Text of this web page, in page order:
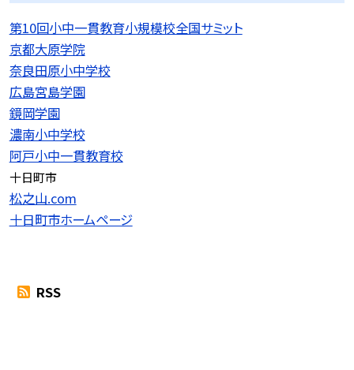
第10回小中一貫教育小規模校全国サミット
京都大原学院
奈良田原小中学校
広島宮島学園
鏡岡学園
濃南小中学校
阿戸小中一貫教育校
十日町市
松之山.com
十日町市ホームページ
RSS